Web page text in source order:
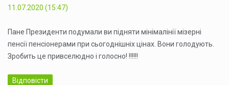
11.07.2020 (15:47)
Пане Президенти подумали ви підняти мінімалінії мізерні
пенсії пенсіонерами при сьогоднішніх цінах. Вони голодують.
Зробить це привселюдно і голосно! !!!!!!
Відповісти